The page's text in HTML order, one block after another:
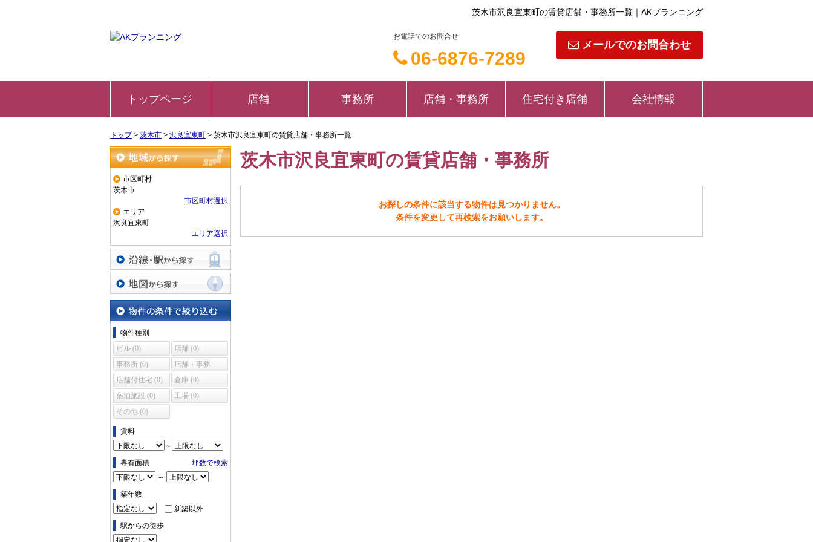
茨木市沢良宜東町の賃貸店舗・事務所一覧｜AKプランニング
メールでのお問合わせ
お電話でのお問合せ
06-6876-7289
トップページ 店舗 事務所 店舗・事務所 住宅付き店舗 会社情報
トップ> 茨木市 > 沢良宜東町 > 茨木市沢良宜東町の賃貸店舗・事務所一覧
地域から探す
市区町村
茨木市
市区町村選択
エリア
沢良宜東町
エリア選択
沿線・駅から探す
地図から探す
物件の条件で絞り込む
物件種別
ビル (0)
店舗 (0)
事務所 (0)
店舗・事務
所 (0)
店舗付住宅 (0)
倉庫 (0)
宿泊施設 (0)
工場 (0)
その他 (0)
賃料
～
専有面積
坪数で検索
～
築年数
新築以外
駅からの徒歩
茨木市沢良宜東町の賃貸店舗・事務所
お探しの条件に該当する物件は見つかりません。
条件を変更して再検索をお願いします。